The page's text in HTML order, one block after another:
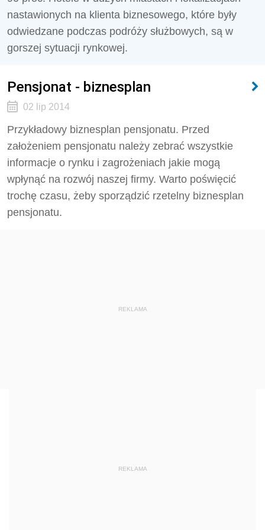
nastawionych na klienta biznesowego, które były
odwiedzane podczas podróży służbowych, są w
gorszej sytuacji rynkowej.
Pensjonat - biznesplan
02 lip 2014
Przykładowy biznesplan pensjonatu. Przed
założeniem pensjonatu należy zebrać wszystkie
informacje o rynku i zagrożeniach jakie mogą
wpłynąć na rozwój naszej firmy. Warto poświęcić
trochę czasu, żeby sporządzić rzetelny biznesplan
pensjonatu.
REKLAMA
REKLAMA